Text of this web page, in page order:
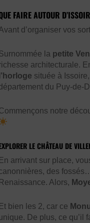
FAIRE AUTOUR
d’organiser vos
la petite
architecturale.
l’horloge située à
du Puy-de-
notre
LE CHÂTEAU DE
En arrivant sur place,
des
Renaissance. Alors,
Et bien les 2, car ce
De plus, ce qu’il